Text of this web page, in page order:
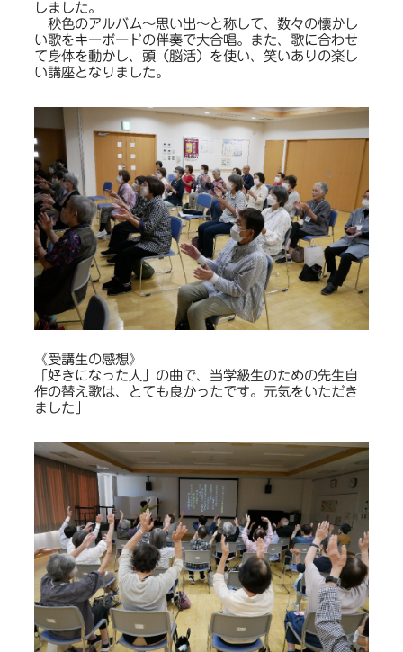
しました。
秋色のアルバム～思い出～と称して、数々の懐かし
い歌をキーボードの伴奏で大合唱。また、歌に合わせ
て身体を動かし、頭（脳活）を使い、笑いありの楽し
い講座となりました。
《受講生の感想》
「好きになった人」の曲で、当学級生のための先生自
作の替え歌は、とても良かったです。元気をいただき
ました」